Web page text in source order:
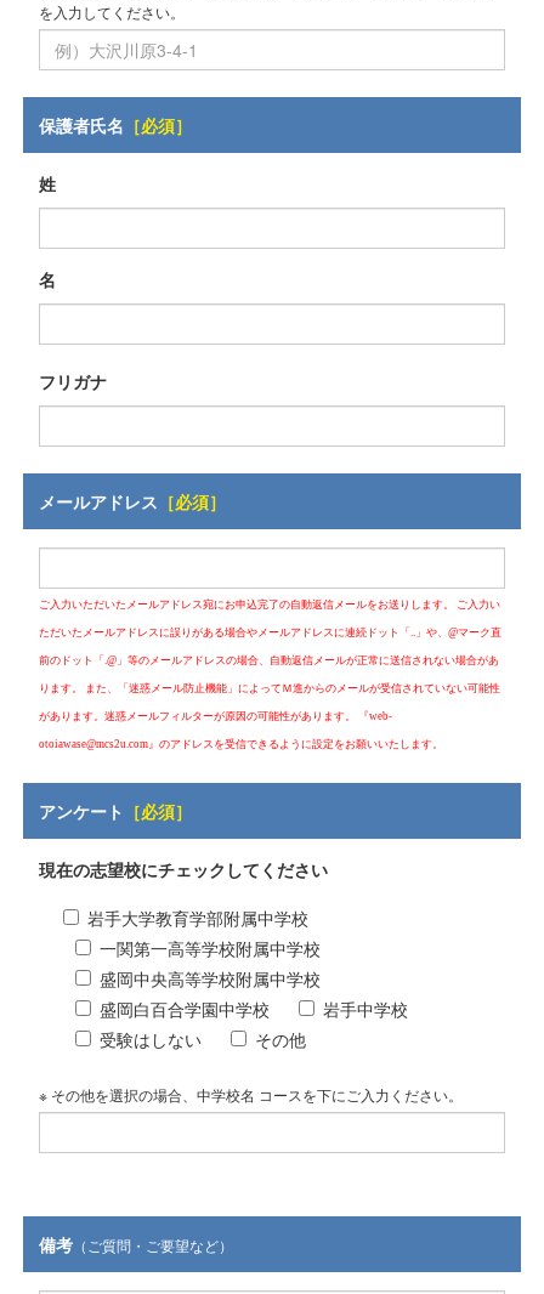
を入力してください。
保護者氏名 ［必須］
姓
名
フリガナ
メールアドレス ［必須］
ご入力いただいたメールアドレス宛にお申込完了の自動返信メールをお送りします。 ご入力い
ただいたメールアドレスに誤りがある場合やメールアドレスに連続ドット「..」や、@マーク直
前のドット「.@」等のメールアドレスの場合、自動返信メールが正常に送信されない場合があ
ります。 また、「迷惑メール防止機能」によってＭ進からのメールが受信されていない可能性
があります。迷惑メールフィルターが原因の可能性があります。 『web-
otoiawase@mcs2u.com』のアドレスを受信できるように設定をお願いいたします。
アンケート ［必須］
現在の志望校にチェックしてください
岩手大学教育学部附属中学校
一関第一高等学校附属中学校
盛岡中央高等学校附属中学校
盛岡白百合学園中学校
岩手中学校
受験はしない
その他
※ その他を選択の場合、中学校名 コースを下にご入力ください。
備考（ご質問・ご要望など）